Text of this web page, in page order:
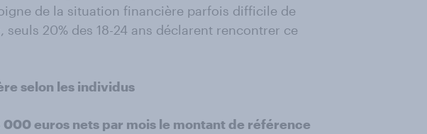
de la situation financière parfois difficile de
seuls 20% des 18-24 ans déclarent rencontrer ce
selon les individus
euros nets par mois le montant de référence